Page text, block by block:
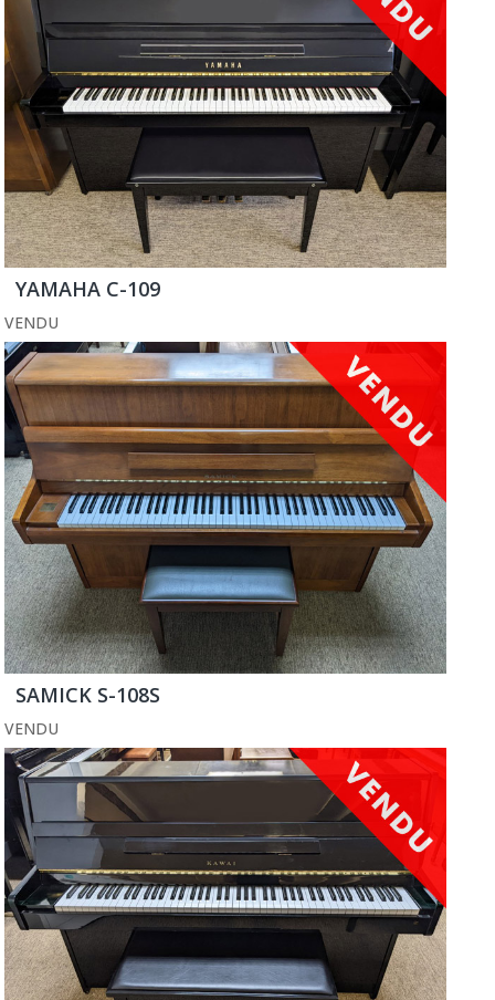
YAMAHA C-109
VENDU
SAMICK S-108S
VENDU